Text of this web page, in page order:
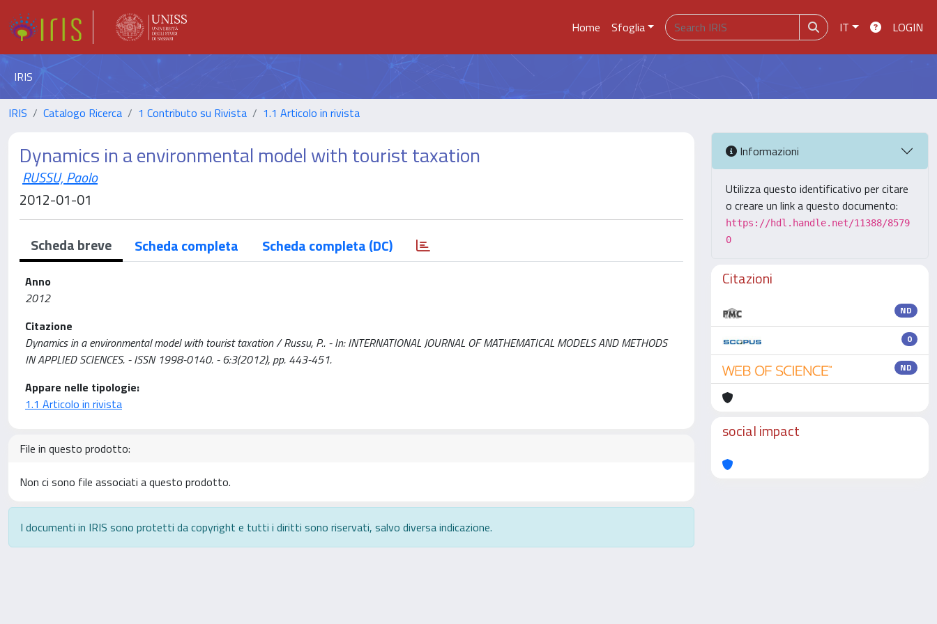
Home Sfoglia IT LOGIN
IRIS
IRIS Catalogo Ricerca 1 Contributo su Rivista 1.1 Articolo in rivista
Dynamics in a environmental model with tourist taxation
RUSSU, Paolo
2012-01-01
Scheda breve Scheda completa Scheda completa (DC)
Anno
2012
Citazione
Dynamics in a environmental model with tourist taxation / Russu, P.. - In: INTERNATIONAL JOURNAL OF MATHEMATICAL MODELS AND METHODS
IN APPLIED SCIENCES. - ISSN 1998-0140. - 6:3(2012), pp. 443-451.
Appare nelle tipologie:
1.1 Articolo in rivista
File in questo prodotto:
Non ci sono file associati a questo prodotto.
I documenti in IRIS sono protetti da copyright e tutti i diritti sono riservati, salvo diversa indicazione.
Informazioni
Utilizza questo identificativo per citare
o creare un link a questo documento:
https://hdl.handle.net/11388/8579
0
Citazioni
ND
0
ND
social impact